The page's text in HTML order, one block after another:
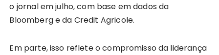
o jornal em julho, com base em dados da
Bloomberg e da Credit Agricole.
Em parte, isso reflete o compromisso da liderança